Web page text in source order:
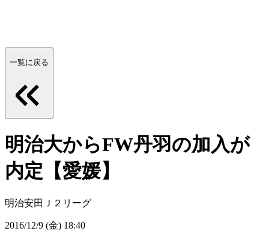
一覧に戻る
明治大からFW丹羽の加入が
内定【愛媛】
明治安田Ｊ２リーグ
2016/12/9 (金) 18:40